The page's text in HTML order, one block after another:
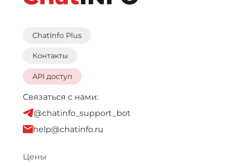
ChatInfo Plus
Контакты
API доступ
Связаться с нами:
@chatinfo_support_bot
help@chatinfo.ru
Цены